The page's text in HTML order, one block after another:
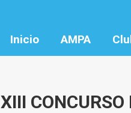
Inicio AMPA
XIII